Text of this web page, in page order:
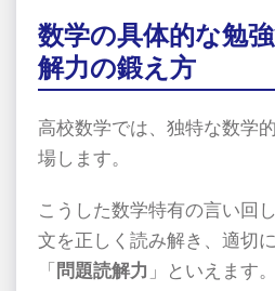
数学の具体的な勉
解力の鍛え方
高校数学では、独特な数学
場します。
こうした数学特有の言い回
文を正しく読み解き、適切
「 問題読解力 」といえます。